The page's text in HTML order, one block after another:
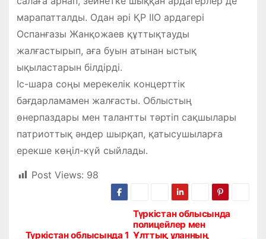
марапатталды. Одан әрі ҚР ІІО ардагері
Оспанғазы Жанқожаев құттықтауды
жалғастырып, аға буын атынан ыстық
ықыластарын білдірді.
Іс-шара соңы мерекелік концерттік
бағдарламамен жалғасты. Облыстың
өнерпаздары мен талантты тәртіп сақшылары
патриоттық әндер шырқап, қатысушыларға
ерекше көңіл-күй сыйлады.
Post Views: 98
Түркістан облысында
полицейлер мен
Ұлттық ұланның
Түркістан облысында 1